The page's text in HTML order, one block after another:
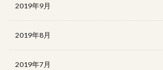
2019年9月
2019年8月
2019年7月